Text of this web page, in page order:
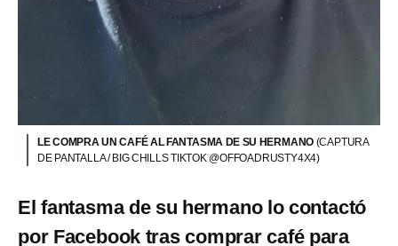
LE COMPRA UN CAFÉ AL FANTASMA DE SU HERMANO (CAPTURA
DE PANTALLA / BIG CHILLS TIKTOK @OFFOADRUSTY4X4)
El fantasma de su hermano lo contactó
por Facebook tras comprar café para